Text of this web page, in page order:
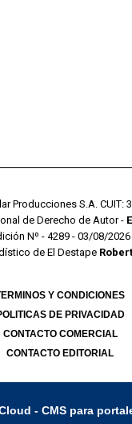
Producciones S.A. CUIT:
de Derecho de Autor -
Nº - 4289 - 03/08/2026
de El Destape
Y CONDICIONES
DE PRIVACIDAD
CONTACTO COMERCIAL
CONTACTO EDITORIAL
- CMS para